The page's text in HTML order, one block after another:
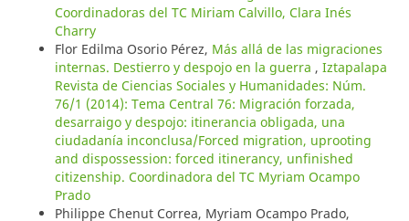
Coordinadoras del TC Miriam Calvillo, Clara Inés
Charry
Flor Edilma Osorio Pérez, Más allá de las migraciones
internas. Destierro y despojo en la guerra , Iztapalapa
Revista de Ciencias Sociales y Humanidades: Núm.
76/1 (2014): Tema Central 76: Migración forzada,
desarraigo y despojo: itinerancia obligada, una
ciudadanía inconclusa/Forced migration, uprooting
and dispossession: forced itinerancy, unfinished
citizenship. Coordinadora del TC Myriam Ocampo
Prado
Philippe Chenut Correa, Myriam Ocampo Prado,